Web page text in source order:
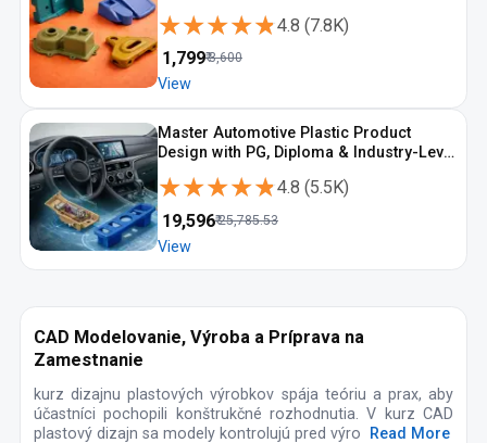
★★★★★
★★★★★4.8 (7.8K)
1,799₹3,600
View
Master Automotive Plastic Product
Design with PG, Diploma & Industry-Level
★★★★★
★★★★★4.8 (5.5K)
19,596₹25,785.53
View
CAD Modelovanie, Výroba a Príprava na
Zamestnanie
kurz dizajnu plastových výrobkov spája teóriu a prax, aby
účastníci pochopili konštrukčné rozhodnutia. V kurz CAD
plastový dizajn sa modely kontrolujú pred výro
Read More